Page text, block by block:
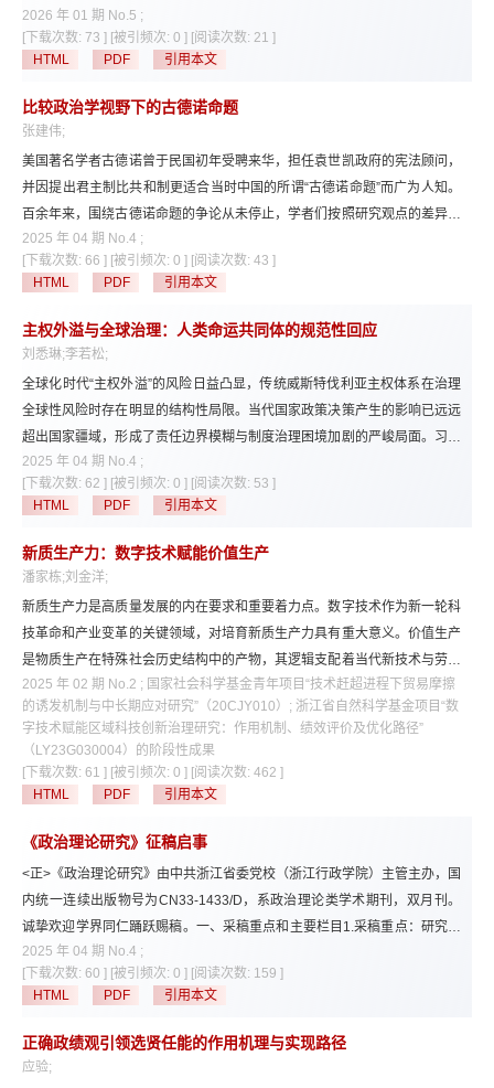
释习近平新时代中国特色社会主义思想的优秀研究成果，有关马克思主义政
治理论基本问题的优秀研究成果，有关中国特色社会主义政治理论的优秀研
究成果，有关马克思主义史的优秀研究成果，国外马克思主义政治理论优秀
研究成果的翻译稿或专题研究成果，以及党建理论问题、党内法规理论问
题、纪检监察理论问题等与马克思主义政治学学科相关的其他优秀研究成
果。
2026 年 01 期 No.5 ;
[下载次数: 73 ] [被引频次: 0 ] [阅读次数: 21 ]
HTML
PDF 引用本文
比较政治学视野下的古德诺命题
张建伟;
美国著名学者古德诺曾于民国初年受聘来华，担任袁世凯政府的宪法顾问，
并因提出君主制比共和制更适合当时中国的所谓“古德诺命题”而广为人知。
百余年来，围绕古德诺命题的争论从未停止，学者们按照研究观点的差异，
基本上分为两大阵营：辩护派与反对派。两派学者都试图通过大量的一手文
献，还原出一个更真实的古德诺，但两派学者的基本立场及结论却大相径
庭。本文试图超越辩护派—反对派的二元论争，将“古德诺命题”纳入比较政
治学的研究框架，在理论基础、研究设计、论证逻辑、现实检验等方面检视
古德诺相关阐释存在的问题，从社会科学研究过程的角度还原古德诺作为政
治学家的思考模式及其理论失败的根源。本文还试图以古德诺的际遇为例，
探讨比较政治学的现实价值与目标定位等议题，这或许是在现时代重新回顾
古德诺命题的学术意义所在。
2025 年 04 期 No.4 ;
[下载次数: 66 ] [被引频次: 0 ] [阅读次数: 43 ]
HTML
PDF 引用本文
主权外溢与全球治理：人类命运共同体的规范性回应
刘悉琳;李若松;
全球化时代“主权外溢”的风险日益凸显，传统威斯特伐利亚主权体系在治理
全球性风险时存在明显的结构性局限。当代国家政策决策产生的影响已远远
超出国家疆域，形成了责任边界模糊与制度治理困境加剧的严峻局面。习近
平总书记系统阐释的人类命运共同体理念提供了应对全球治理困境的规范性
回应，通过在空间、时间与权力伦理维度上实现主权责任的扩展与再嵌入，
重塑国家间的责任分配与治理目标。同时，结合习近平总书记提出的“全球
治理倡议”，能够实现“共同体”的价值取向与可执行的制度设计有效对接。针
对当前全球治理体系存在的责任真空、制度碎片化与治理激励扭曲三大结构
性困境，全球治理倡议作出有效回应，进而展现出其重大的理论潜力和实践
价值。推动全球治理倡议落地需通过共识驱动的多边制度嵌入、风险导向的
功能性机制创新以及构建多元主体协同机制，该过程的实现能够为全球治理
结构的系统性转型提供可行的理论与实践方案。
2025 年 04 期 No.4 ;
[下载次数: 62 ] [被引频次: 0 ] [阅读次数: 53 ]
HTML
PDF 引用本文
新质生产力：数字技术赋能价值生产
潘家栋;刘金洋;
新质生产力是高质量发展的内在要求和重要着力点。数字技术作为新一轮科
技革命和产业变革的关键领域，对培育新质生产力具有重大意义。价值生产
是物质生产在特殊社会历史结构中的产物，其逻辑支配着当代新技术与劳动
力、生产资料的辩证融合。数字技术作为新型价值生产条件，其广泛运用推
动着可变资本中复杂劳动的新旧更替与智力劳动的迅速增长，重塑了商品领
域边界，推动固定资本投资规模扩大，为加速生产力跃迁、发展新质生产力
营造了环境。在此进程中，需要明确数字技术创新方向、加大数字技术有效
投资、搭建数字技术场景应用和防范数字技术衍生风险。
2025 年 02 期 No.2 ; 国家社会科学基金青年项目“技术赶超进程下贸易摩擦
的诱发机制与中长期应对研究”（20CJY010）; 浙江省自然科学基金项目“数
字技术赋能区域科技创新治理研究：作用机制、绩效评价及优化路径”
（LY23G030004）的阶段性成果
[下载次数: 61 ] [被引频次: 0 ] [阅读次数: 462 ]
HTML
PDF 引用本文
《政治理论研究》征稿启事
<正>《政治理论研究》由中共浙江省委党校（浙江行政学院）主管主办，国
内统一连续出版物号为CN33-1433/D，系政治理论类学术期刊，双月刊。
诚挚欢迎学界同仁踊跃赐稿。一、采稿重点和主要栏目1.采稿重点：研究阐
释习近平新时代中国特色社会主义思想的优秀研究成果，有关马克思主义政
治理论基本问题的优秀研究成果，有关中国特色社会主义政治理论的优秀研
究成果，有关马克思主义史的优秀研究成果，国外马克思主义政治理论优秀
研究成果的翻译稿或专题研究成果，以及党建理论问题、党内法规理论问
题、纪检监察理论问题等与马克思主义政治学学科相关的其他优秀研究成
2025 年 04 期 No.4 ;
[下载次数: 60 ] [被引频次: 0 ] [阅读次数: 159 ]
HTML
PDF 引用本文
正确政绩观引领选贤任能的作用机理与实现路径
应验;